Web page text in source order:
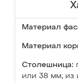
Материал
Материал
Столешница:
или 38 мм; из